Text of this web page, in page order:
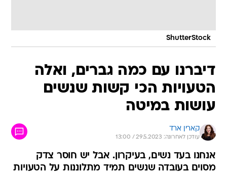
ShutterStock
דיברנו עם כמה גברים, ואלה
הטעויות הכי קשות שנשים
עושות במיטה
קארין ארד
עודכן לאחרונה: 29.5.2023 / 13:00
אנחנו בעד נשים, בעיקרון. אבל יש חוסר צדק
מסוים בעובדה שנשים תמיד מתלוננות על הטעויות